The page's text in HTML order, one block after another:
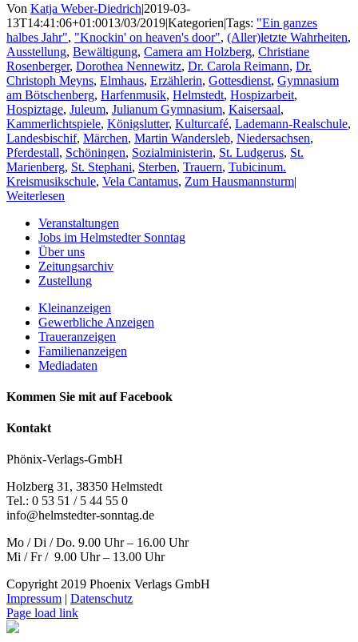
Von Katja Weber-Diedrich|2019-03-
13T14:41:06+01:0013/03/2019|Kategorien|Tags: "Ein ganzes
halbes Jahr", "Knockin' on heaven's door", (Aller)letzte Wahrheiten,
Ausstellung, Bewältigung, Camera am Holzberg, Christiane
Rosenberger, Dorothea Nennewitz, Dr. Carola Reimann, Dr.
Christoph Meyns, Elmhaus, Erzählerin, Gottesdienst, Gymnasium
am Bötschenberg, Harfenmusik, Helmstedt, Hospizarbeit,
Hospiztage, Juleum, Julianum Gymnasium, Kaisersaal,
Kammerlichtspiele, Königslutter, Kulturcafé, Lademann-Realschule,
Landesbischif, Märchen, Martin Wandersleb, Niedersachsen,
Pferdestall, Schöningen, Sozialministerin, St. Ludgerus, St.
Marienberg, St. Stephani, Sterben, Trauern, Tubicinum.
Kreismusikschule, Vela Cantamus, Zum Hausmannsturm|
Weiterlesen
Veranstaltungen
Jobs im Helmstedter Sonntag
Über uns
Zeitungsarchiv
Zustellung
Kleinanzeigen
Gewerbliche Anzeigen
Traueranzeigen
Familienanzeigen
Mediadaten
Kommen Sie mit auf Facebook
Kontakt
Phönix-Verlags-GmbH
Holzberg 31, 38350 Helmstedt
Tel.: 0 53 51 / 5 44 55 0
info@helmstedter-sonntag.de
Mo / Di / Do. 9.00 Uhr – 16.00 Uhr
Mi / Fr / 9.00 Uhr – 13.00 Uhr
Copyright 2019 Phoenix Verlags GmbH
Impressum | Datenschutz
Page load link